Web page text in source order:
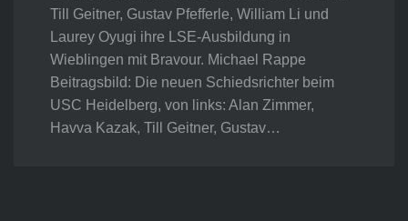
Till Geitner, Gustav Pfefferle, William Li und
Laurey Oyugi ihre LSE-Ausbildung in
Wieblingen mit Bravour. Michael Rappe
Beitragsbild: Die neuen Schiedsrichter beim
USC Heidelberg, von links: Alan Zimmer,
Havva Kazak, Till Geitner, Gustav…